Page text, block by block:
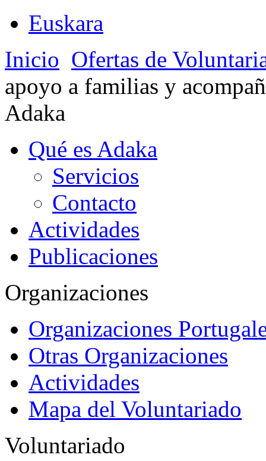
Euskara
Inicio Ofertas de
apoyo a familias y
Adaka
Qué es Adaka
Servicios
Contacto
Actividades
Publicaciones
Organizaciones
Organizaciones
Otras Organizaciones
Actividades
Mapa del Voluntariado
Voluntariado